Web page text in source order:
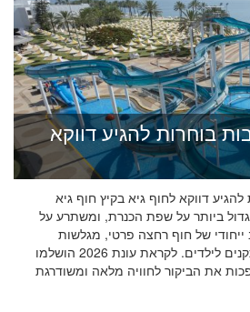
בוחרות להגיע דווקא
דווקא לחוף גיא בקיץ חוף גיא
ביותר על שפת הכנרת, ומשתרע על
ייחודי של חוף רחצה פרטי, מגלשות
אקסטרים, בריכת גלים ומתקנים לילדים. לקראת עונת 2026 הושלמו
את הביקור לחוויה מלאה ומשודרגת